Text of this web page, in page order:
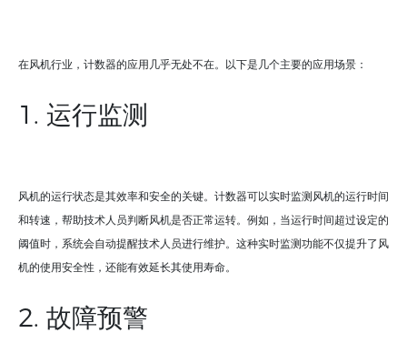
在风机行业，计数器的应用几乎无处不在。以下是几个主要的应用场景：
1. 运行监测
风机的运行状态是其效率和安全的关键。计数器可以实时监测风机的运行时间
和转速，帮助技术人员判断风机是否正常运转。例如，当运行时间超过设定的
阈值时，系统会自动提醒技术人员进行维护。这种实时监测功能不仅提升了风
机的使用安全性，还能有效延长其使用寿命。
2. 故障预警